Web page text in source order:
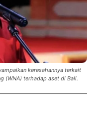
keresahannya terkait
(WNA) terhadap aset di Bali.